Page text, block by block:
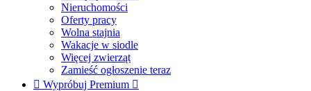
Nieruchomości
Oferty pracy
Wolna stajnia
Wakacje w siodle
Więcej zwierząt
Zamieść ogłoszenie teraz
 Wypróbuj Premium 